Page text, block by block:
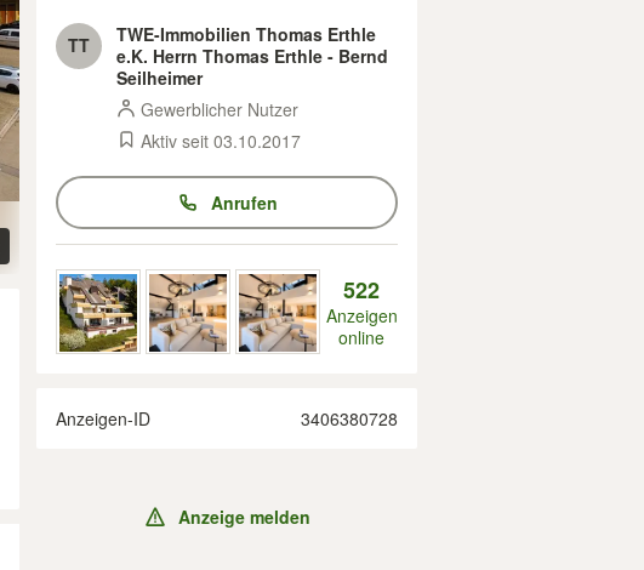
TT
TWE-Immobilien Thomas Erthle
e.K. Herrn Thomas Erthle - Bernd
Seilheimer
Gewerblicher Nutzer
Aktiv seit 03.10.2017
Anrufen
522
Anzeigen
online
Anzeigen-ID 3406380728
Anzeige melden